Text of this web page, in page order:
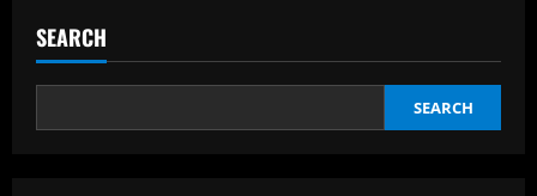
de
¿Cuáles
sus
SEARCH
SEARCH